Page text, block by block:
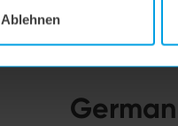
Ablehnen